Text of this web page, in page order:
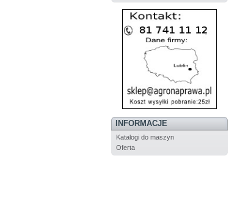
INFORMACJE
Katalogi do maszyn
Oferta
Korek... 934221R1...